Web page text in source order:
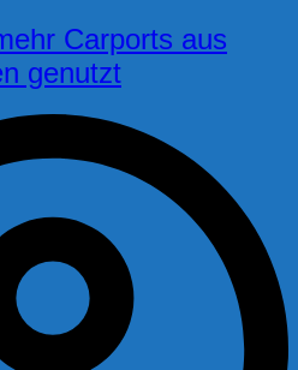
Carports aus
genutzt